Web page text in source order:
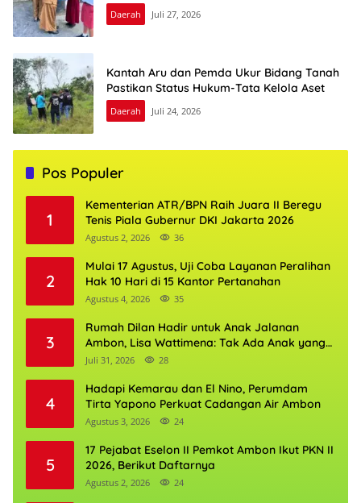
Daerah Juli 27, 2026
Kantah Aru dan Pemda Ukur Bidang Tanah
Pastikan Status Hukum-Tata Kelola Aset
Daerah Juli 24, 2026
Pos Populer
1
Kementerian ATR/BPN Raih Juara II Beregu
Tenis Piala Gubernur DKI Jakarta 2026
Agustus 2, 2026 36
2
Mulai 17 Agustus, Uji Coba Layanan Peralihan
Hak 10 Hari di 15 Kantor Pertanahan
Agustus 4, 2026 35
3
Rumah Dilan Hadir untuk Anak Jalanan
Ambon, Lisa Wattimena: Tak Ada Anak yang
Boleh Kehilangan Masa Depannya
Juli 31, 2026 28
4
Hadapi Kemarau dan El Nino, Perumdam
Tirta Yapono Perkuat Cadangan Air Ambon
Agustus 3, 2026 24
5
17 Pejabat Eselon II Pemkot Ambon Ikut PKN II
2026, Berikut Daftarnya
Agustus 2, 2026 24